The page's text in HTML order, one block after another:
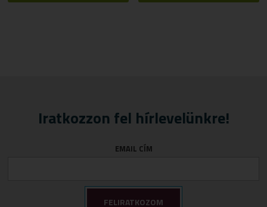
Iratkozzon fel hírlevelünkre!
EMAIL CÍM